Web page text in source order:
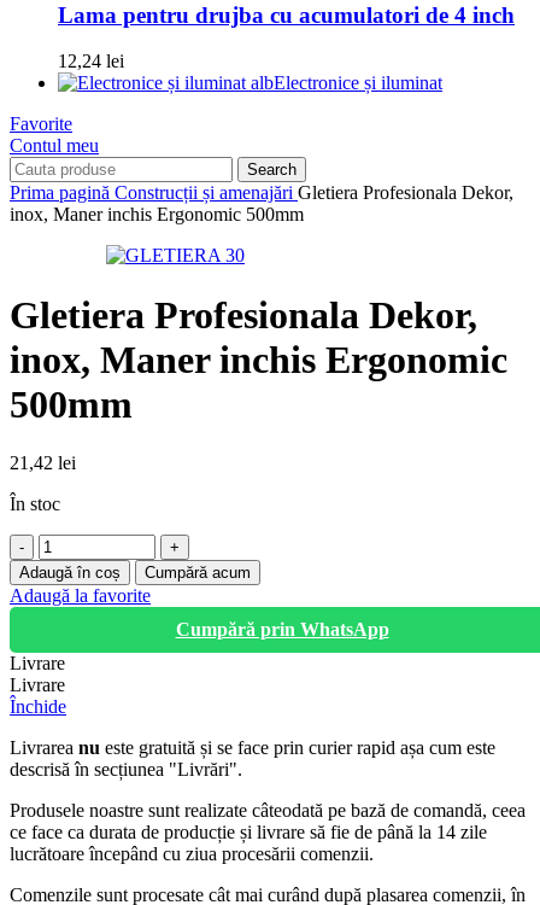
Lama pentru drujba cu acumulatori de 4 inch
12,24 lei
Electronice și iluminat
Favorite
Contul meu
Search
Prima pagină Construcții și amenajări Gletiera Profesionala Dekor,
inox, Maner inchis Ergonomic 500mm
Gletiera Profesionala Dekor,
inox, Maner inchis Ergonomic
500mm
21,42 lei
În stoc
Cantitate
Gletiera
Profesionala
Dekor,
Maner
inchis
Ergonomic
500mm
Adaugă în coș Cumpără acum
Adaugă la favorite
Cumpără prin WhatsApp
Livrare
Livrare
Închide
Livrarea nu este gratuită și se face prin curier rapid așa cum este
descrisă în secțiunea "Livrări".
Produsele noastre sunt realizate câteodată pe bază de comandă, ceea
ce face ca durata de producție și livrare să fie de până la 14 zile
lucrătoare începând cu ziua procesării comenzii.
Comenzile sunt procesate cât mai curând după plasarea comenzii, în